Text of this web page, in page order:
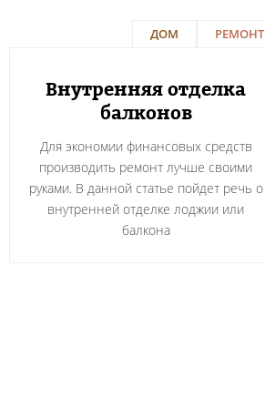
РЕМОНТ
ДОМ
Внутренняя отделка
балконов
Для экономии финансовых средств
производить ремонт лучше своими
руками. В данной статье пойдет речь о
внутренней отделке лоджии или
балкона